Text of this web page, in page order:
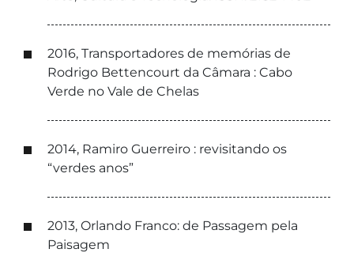
2016, Transportadores de memórias de
Rodrigo Bettencourt da Câmara : Cabo
Verde no Vale de Chelas
2014, Ramiro Guerreiro : revisitando os
“verdes anos”
2013, Orlando Franco: de Passagem pela
Paisagem